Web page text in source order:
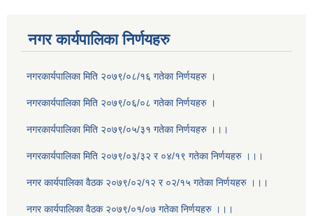
नगर कार्यपालिका निर्णयहरु
नगरकार्यपालिका मिति २०७९/०८/१६ गतेका निर्णयहरु ।
नगरकार्यपालिका मिति २०७९/०६/०८ गतेका निर्णयहरु ।
नगरकार्यपालिका मिति २०७९/०५/३१ गतेका निर्णयहरु ।।।
नगरकार्यपालिका मिति २०७९/०३/३२ र ०४/१९ गतेका निर्णयहरु ।।।
नगर कार्यपालिका वैठक २०७९/०२/१२ र ०२/१५ गतेका निर्णयहरु ।।।
नगर कार्यपालिका वैठक २०७९/०१/०७ गतेका निर्णयहरु ।।।